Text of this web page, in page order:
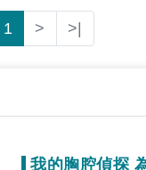
1 > >|
我的胸腔偵探